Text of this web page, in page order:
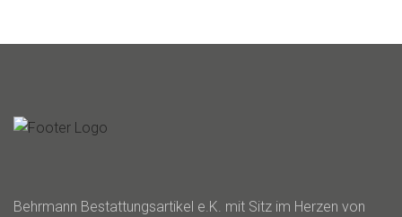
Behrmann Bestattungsartikel e.K. mit Sitz im Herzen von